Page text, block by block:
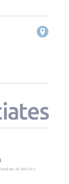
No. SC460295.